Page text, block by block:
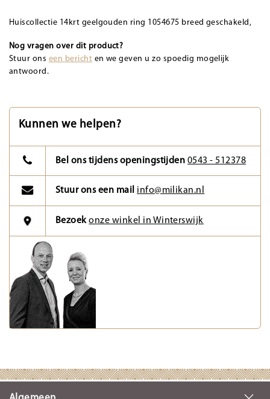
Huiscollectie 14krt geelgouden ring 1054675 breed geschakeld,
Nog vragen over dit product?
Stuur ons een bericht en we geven u zo spoedig mogelijk
antwoord.
Kunnen we helpen?
Bel ons tijdens openingstijden 0543 - 512378
Stuur ons een mail info@milikan.nl
Bezoekonze winkel in Winterswijk